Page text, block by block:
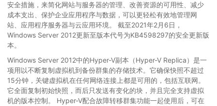
安全措施，来简化网站与服务器的管理、改善资源的可用性、减少
成本支出、保护企业应用程序与数据，可以更轻松有效地管理网
站、应用程序服务器与云应用环境。 截至2021年2月6日，
Windows Server 2012更新至版本代号为KB4598297的安全更新版
本。
Windows Server 2012中的Hyper-V副本（Hyper-V Replica）是一
项用以不断复制虚拟机到备份群集的存储技术。它确保快照不超过
15分钟，关键虚拟机在任何网络连接上都是可用的，包括互联网。
它全面复制初始快照，而后只发送有变化的块，并且完全支持虚拟
机的版本控制。 Hyper-V配合故障转移群集功能一起使用后，可在